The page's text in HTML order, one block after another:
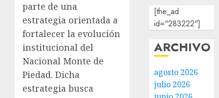
parte de una
estrategia orientada a
fortalecer la evolución
institucional del
Nacional Monte de
Piedad. Dicha
estrategia busca
[the_ad
id="283222"]
ARCHIVO
agosto 2026
julio 2026